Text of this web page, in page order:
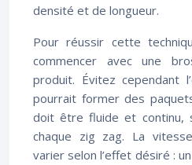
densité et de longueur.
Pour réussir cette
commencer avec une
produit. Évitez cependant
pourrait former des
doit être fluide et continu,
chaque zig zag. La
varier selon l’effet désiré :